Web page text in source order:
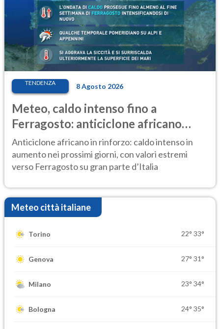
TENDENZA 8 Agosto 2026
Meteo, caldo intenso fino a
Ferragosto: anticiclone africano
ancora protagonista
Anticiclone africano in rinforzo: caldo intenso in
aumento nei prossimi giorni, con valori estremi
verso Ferragosto su gran parte d’Italia
Meteo città italiane
Torino 22° 33°
Genova 27° 31°
Milano 23° 34°
Bologna 24° 35°